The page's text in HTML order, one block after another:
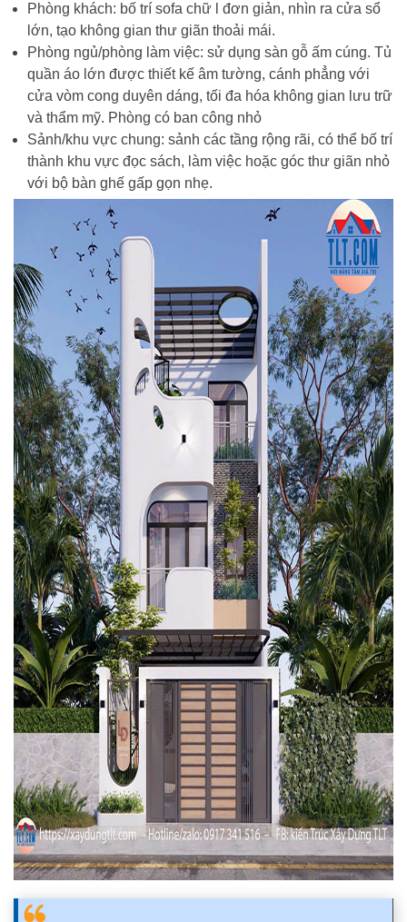
Phòng khách: bố trí sofa chữ l đơn giản, nhìn ra cửa sổ
lớn, tạo không gian thư giãn thoải mái.
Phòng ngủ/phòng làm việc: sử dụng sàn gỗ ấm cúng. Tủ
quần áo lớn được thiết kế âm tường, cánh phẳng với
cửa vòm cong duyên dáng, tối đa hóa không gian lưu trữ
và thẩm mỹ. Phòng có ban công nhỏ
Sảnh/khu vực chung: sảnh các tầng rộng rãi, có thể bố trí
thành khu vực đọc sách, làm việc hoặc góc thư giãn nhỏ
với bộ bàn ghế gấp gọn nhẹ.